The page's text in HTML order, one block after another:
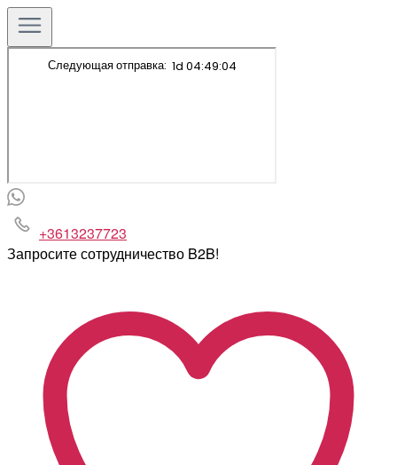
+3613237723
Запросите сотрудничество B2B!